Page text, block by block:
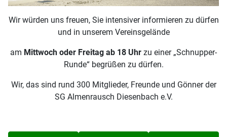
Wir würden uns freuen, Sie intensiver informieren zu dürfen
und in unserem Vereinsgelände
am Mittwoch oder Freitag ab 18 Uhr zu einer „Schnupper-
Runde“ begrüßen zu dürfen.
Wir, das sind rund 300 Mitglieder, Freunde und Gönner der
SG Almenrausch Diesenbach e.V.